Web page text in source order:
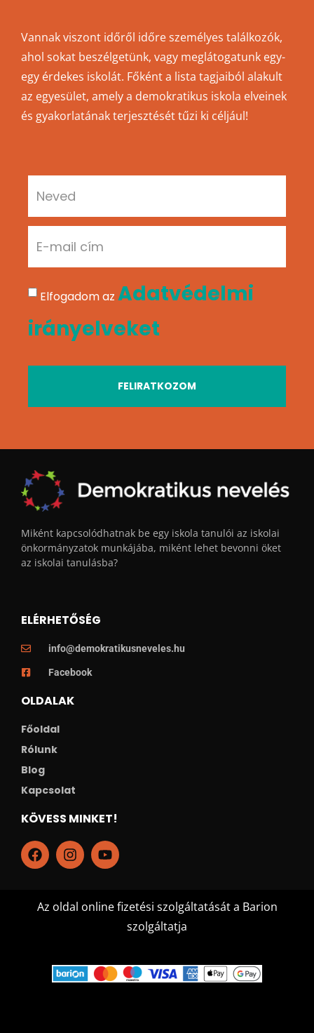
Vannak viszont időről időre személyes találkozók,
ahol sokat beszélgetünk, vagy meglátogatunk egy-
egy érdekes iskolát. Főként a lista tagjaiból alakult
az egyesület, amely a demokratikus iskola elveinek
és gyakorlatának terjesztését tűzi ki céljául!
Elfogadom az Adatvédelmi
irányelveket
FELIRATKOZOM
Miként kapcsolódhatnak be egy iskola tanulói az iskolai
önkormányzatok munkájába, miként lehet bevonni öket
az iskolai tanulásba?
ELÉRHETŐSÉG
info@demokratikusneveles.hu
Facebook
OLDALAK
Főoldal
Rólunk
Blog
Kapcsolat
KÖVESS MINKET!
Az oldal online fizetési szolgáltatását a Barion
szolgáltatja